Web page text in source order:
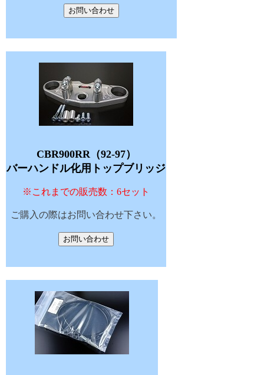
CBR900RR（92-97）
バーハンドル化用トップブリッジ
※これまでの販売数：6セット
ご購入の際はお問い合わせ下さい。